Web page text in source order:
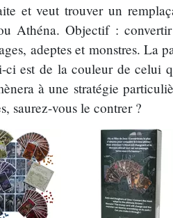
et veut trouver un
Athéna. Objectif :
adeptes et monstres. La
est de la couleur de celui
à une stratégie
saurez-vous le contrer ?